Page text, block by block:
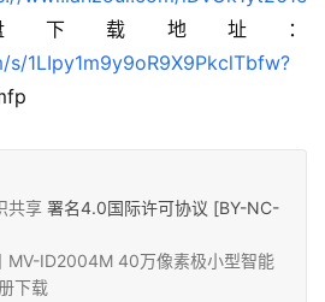
下载地址：
1LIpy1m9y9oR9X9PkclTbfw?
共享 署名4.0国际许可协议 [BY-NC-
MV-ID2004M 40万像素极小型智能
下载